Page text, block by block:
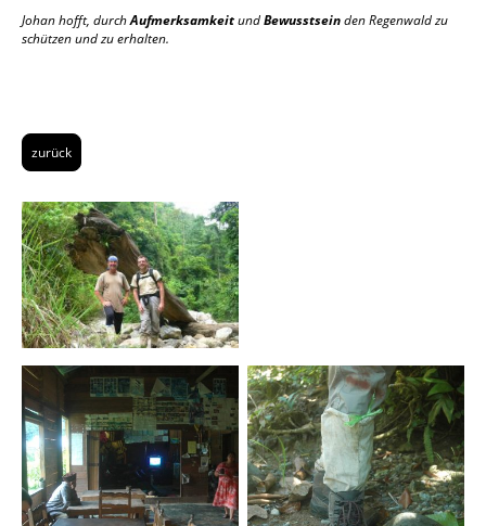
Johan hofft, durchAufmerksamkeitundBewusstseinden Regenwald zu
schützen und zu erhalten.
zurück